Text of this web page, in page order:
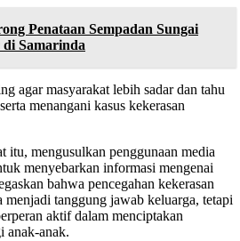
Penataan Sempadan Sungai
Samarinda
agar masyarakat lebih sadar dan tahu
menangani kasus kekerasan
itu, mengusulkan penggunaan media
menyebarkan informasi mengenai
bahwa pencegahan kekerasan
menjadi tanggung jawab keluarga, tetapi
aktif dalam menciptakan
anak-anak.